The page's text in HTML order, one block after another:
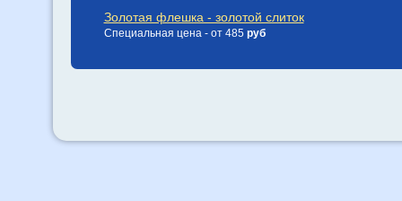
Золотая флешка - золотой слиток
Специальная цена - от 485 руб